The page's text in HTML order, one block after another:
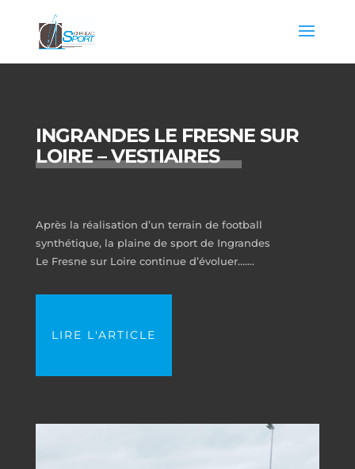
INGRANDES LE FRESNE SUR
LOIRE – VESTIAIRES
Après la réalisation d’un terrain de football
synthétique, la plaine de sport de Ingrandes
Le Fresne sur Loire continue d’évoluer.…...
LIRE L'ARTICLE